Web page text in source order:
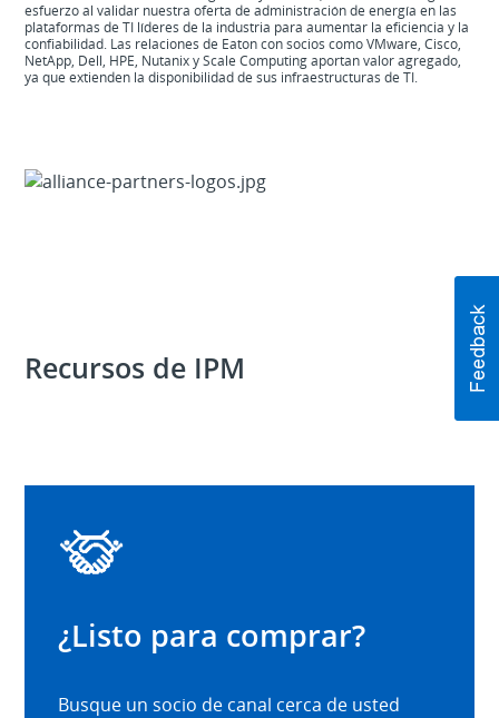
esfuerzo al validar nuestra oferta de administración de energía en las
plataformas de TI líderes de la industria para aumentar la eficiencia y la
confiabilidad. Las relaciones de Eaton con socios como VMware, Cisco,
NetApp, Dell, HPE, Nutanix y Scale Computing aportan valor agregado,
ya que extienden la disponibilidad de sus infraestructuras de TI.
Recursos de IPM
¿Listo para comprar?
Busque un socio de canal cerca de usted